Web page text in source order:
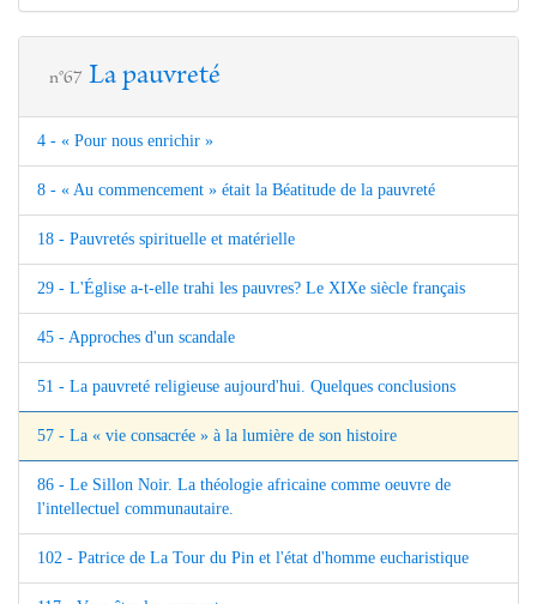
n°67 La pauvreté
4 - « Pour nous enrichir »
8 - « Au commencement » était la Béatitude de la pauvreté
18 - Pauvretés spirituelle et matérielle
29 - L'Église a-t-elle trahi les pauvres? Le XIXe siècle français
45 - Approches d'un scandale
51 - La pauvreté religieuse aujourd'hui. Quelques conclusions
57 - La « vie consacrée » à la lumière de son histoire
86 - Le Sillon Noir. La théologie africaine comme oeuvre de
l'intellectuel communautaire.
102 - Patrice de La Tour du Pin et l'état d'homme eucharistique